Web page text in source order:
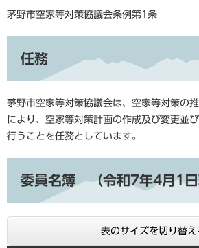
茅野市空家等対策協議会条例第1条
任務
茅野市空家等対策協議会は、空家等対策の
により、空家等対策計画の作成及び変更並
行うことを任務としています。
委員名簿（令和7年4月1
表のサイズを切り替え